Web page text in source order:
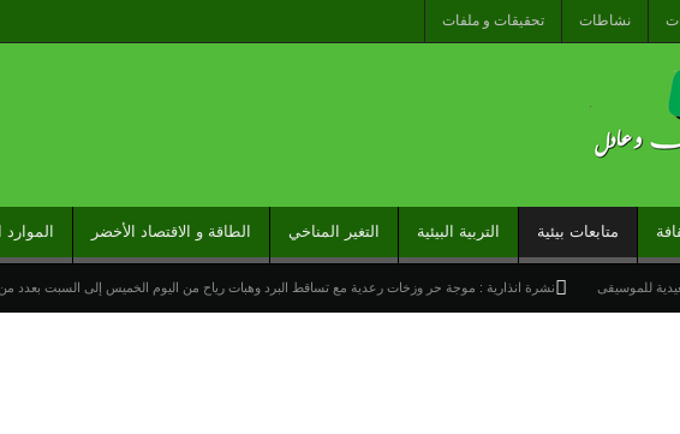
نشاطات تحقيقات و ملفات
متابعات بيئية التربية البيئية التغير المناخي الطاقة و الاقتصاد الأخضر الموارد
للموسيقى نشرة انذارية : موجة حر وزخات رعدية مع تساقط البرد وهبات رياح من اليوم الخميس إلى السبت بعدد